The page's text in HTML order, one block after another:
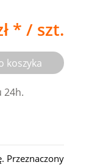
* / szt.
koszyka
24h.
Przeznaczony